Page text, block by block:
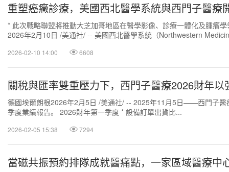
重塑癌癥診療，美國西北醫學系統與西門子醫療
* 此次戰略聯盟將推動大芝加哥地區在醫學影像、診療一體化及腫瘤
2026年2月10日 /美通社/ -- 美國西北醫學系統（Northwestern
2026-02-10 14:00 6608
關稅與匯率雙重壓力下，西門子醫療2026財年
德國埃爾朗根2026年2月5日 /美通社/ -- 2025年11月5日——西門子
季度業績報告。 2026財年第一季度 * 設備訂單出貨比...
2026-02-05 15:38 7294
當磁共振預約排隊成就醫痛點，一家區域醫療中